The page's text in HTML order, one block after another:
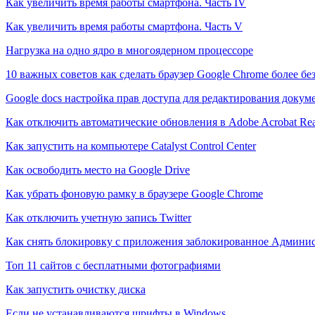
Как увеличить время работы смартфона. Часть IV
Как увеличить время работы смартфона. Часть V
Нагрузка на одно ядро в многоядерном процессоре
10 важных советов как сделать браузер Google Chrome более
Google docs настройка прав доступа для редактирования
Как отключить автоматические обновления в Adobe Acrobat
Как запустить на компьютере Catalyst Control Center
Как освободить место на Google Drive
Как убрать фоновую рамку в браузере Google Chrome
Как отключить учетную запись Twitter
Как снять блокировку с приложения заблокированное
Топ 11 сайтов с бесплатными фотографиями
Как запустить очистку диска